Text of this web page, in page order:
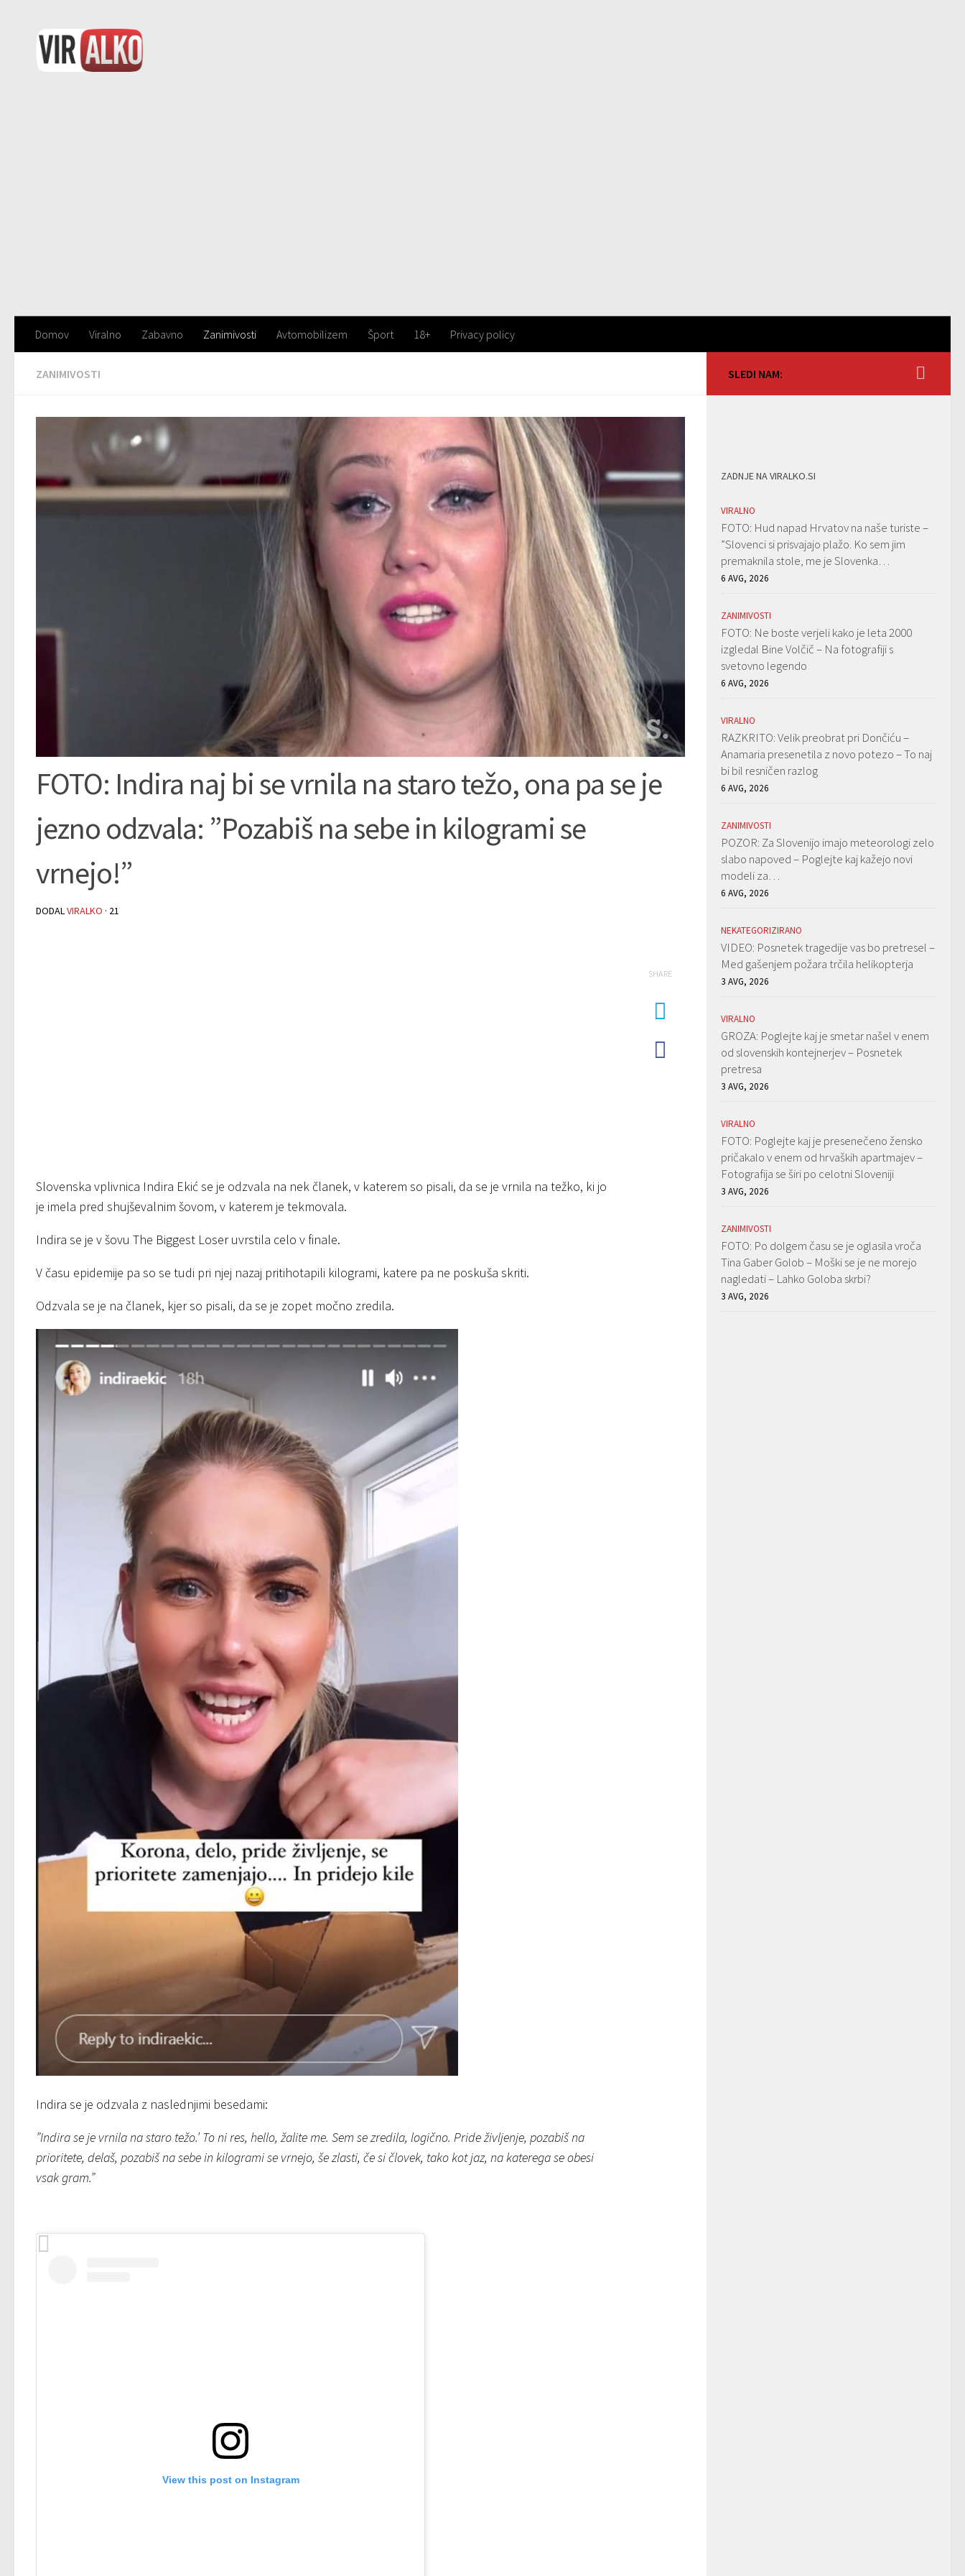
Domov Viralno Zabavno Zanimivosti Avtomobilizem Šport 18+ Privacy policy
ZANIMIVOSTI
FOTO: Indira naj bi se vrnila na staro težo, ona pa se je
jezno odzvala: ”Pozabiš na sebe in kilogrami se
vrnejo!”
DODALVIRALKO · 21
Slovenska vplivnica Indira Ekić se je odzvala na nek članek, v katerem so pisali, da se je vrnila na težko, ki jo
je imela pred shujševalnim šovom, v katerem je tekmovala.
Indira se je v šovu The Biggest Loser uvrstila celo v finale.
V času epidemije pa so se tudi pri njej nazaj pritihotapili kilogrami, katere pa ne poskuša skriti.
Odzvala se je na članek, kjer so pisali, da se je zopet močno zredila.
Indira se je odzvala z naslednjimi besedami:
”Indira se je vrnila na staro težo.’ To ni res, hello, žalite me. Sem se zredila, logično. Pride življenje, pozabiš na
prioritete, delaš, pozabiš na sebe in kilogrami se vrnejo, še zlasti, če si človek, tako kot jaz, na katerega se obesi
vsak gram.”
View this post on Instagram
SHARE
SLEDI NAM:
ZADNJE NA VIRALKO.SI
VIRALNO
FOTO: Hud napad Hrvatov na naše turiste –
”Slovenci si prisvajajo plažo. Ko sem jim
premaknila stole, me je Slovenka…
6 AVG, 2026
ZANIMIVOSTI
FOTO: Ne boste verjeli kako je leta 2000
izgledal Bine Volčič – Na fotografiji s
svetovno legendo
6 AVG, 2026
VIRALNO
RAZKRITO: Velik preobrat pri Dončiću –
Anamaria presenetila z novo potezo – To naj
bi bil resničen razlog
6 AVG, 2026
ZANIMIVOSTI
POZOR: Za Slovenijo imajo meteorologi zelo
slabo napoved – Poglejte kaj kažejo novi
modeli za…
6 AVG, 2026
NEKATEGORIZIRANO
VIDEO: Posnetek tragedije vas bo pretresel –
Med gašenjem požara trčila helikopterja
3 AVG, 2026
VIRALNO
GROZA: Poglejte kaj je smetar našel v enem
od slovenskih kontejnerjev – Posnetek
pretresa
3 AVG, 2026
VIRALNO
FOTO: Poglejte kaj je presenečeno žensko
pričakalo v enem od hrvaških apartmajev –
Fotografija se širi po celotni Sloveniji
3 AVG, 2026
ZANIMIVOSTI
FOTO: Po dolgem času se je oglasila vroča
Tina Gaber Golob – Moški se je ne morejo
nagledati – Lahko Goloba skrbi?
3 AVG, 2026